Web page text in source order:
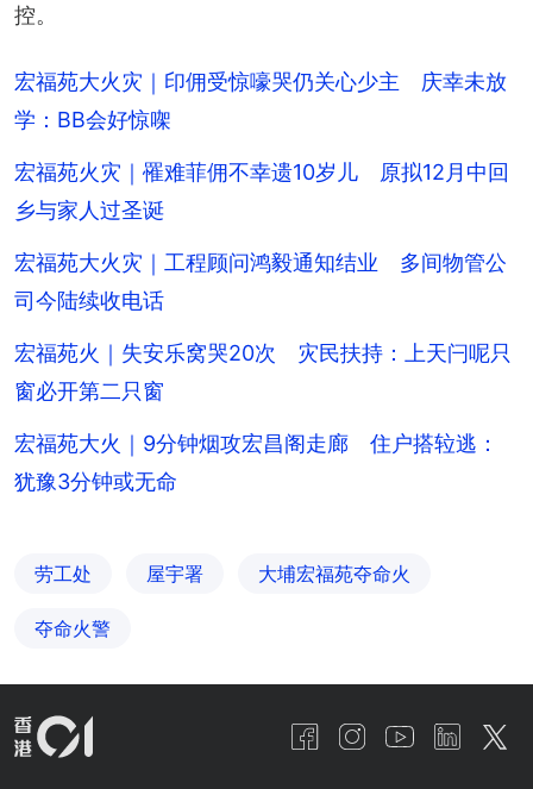
控。
宏福苑大火灾｜印佣受惊嚎哭仍关心少主 庆幸未放
学：BB会好惊㗎
宏福苑火灾｜罹难菲佣不幸遗10岁儿 原拟12月中回
乡与家人过圣诞
宏福苑大火灾｜工程顾问鸿毅通知结业 多间物管公
司今陆续收电话
宏福苑火｜失安乐窝哭20次 灾民扶持：上天闩呢只
窗必开第二只窗
宏福苑大火｜9分钟烟攻宏昌阁走廊 住户搭䢂逃：
犹豫3分钟或无命
劳工处 屋宇署 大埔宏福苑夺命火
夺命火警